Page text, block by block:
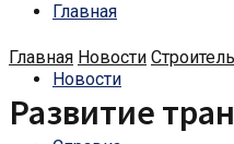
Главная
Новости
Главная Новости
Развитие